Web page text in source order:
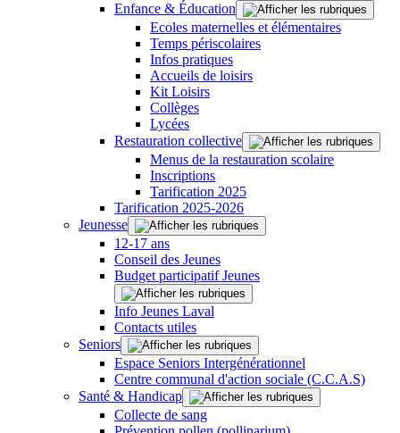
Enfance & Éducation
Ecoles maternelles et élémentaires
Temps périscolaires
Infos pratiques
Accueils de loisirs
Kit Loisirs
Collèges
Lycées
Restauration collective
Menus de la restauration scolaire
Inscriptions
Tarification 2025
Tarification 2025-2026
Jeunesse
12-17 ans
Conseil des Jeunes
Budget participatif Jeunes
Info Jeunes Laval
Contacts utiles
Seniors
Espace Seniors Intergénérationnel
Centre communal d'action sociale (C.C.A.S)
Santé & Handicap
Collecte de sang